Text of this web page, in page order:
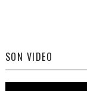
SON VIDEO